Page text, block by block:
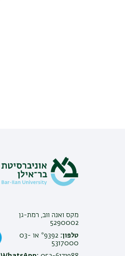
מקס ואנה ווב, רמת-גן
5290002
טלפון:
9392* או 03-
5317000